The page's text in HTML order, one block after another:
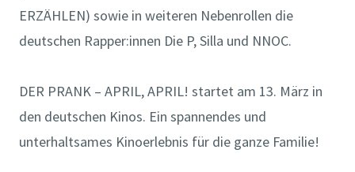
ERZÄHLEN) sowie in weiteren Nebenrollen die
deutschen Rapper:innen Die P, Silla und NNOC.
DER PRANK – APRIL, APRIL! startet am 13. März in
den deutschen Kinos. Ein spannendes und
unterhaltsames Kinoerlebnis für die ganze Familie!